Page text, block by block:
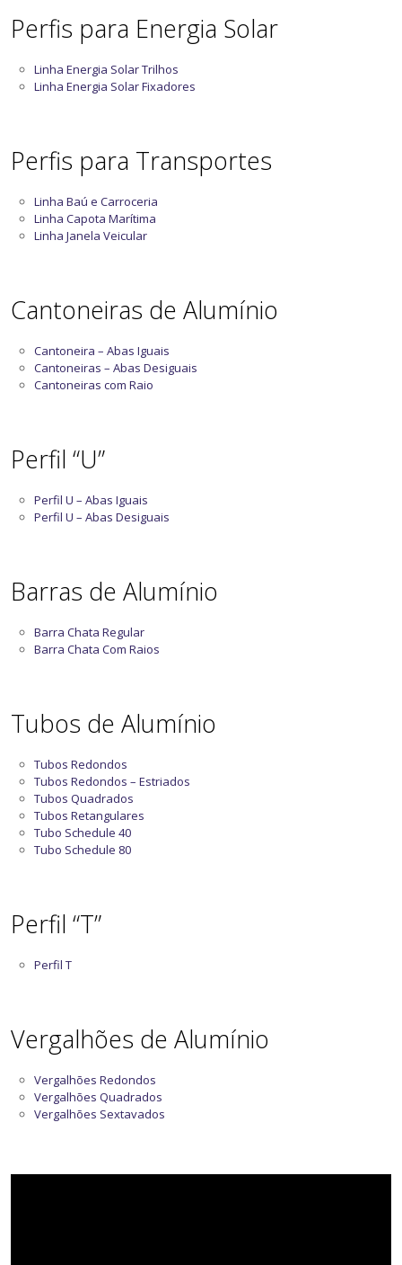
Perfis para Energia Solar
Linha Energia Solar Trilhos
Linha Energia Solar Fixadores
Perfis para Transportes
Linha Baú e Carroceria
Linha Capota Marítima
Linha Janela Veicular
Cantoneiras de Alumínio
Cantoneira – Abas Iguais
Cantoneiras – Abas Desiguais
Cantoneiras com Raio
Perfil “U”
Perfil U – Abas Iguais
Perfil U – Abas Desiguais
Barras de Alumínio
Barra Chata Regular
Barra Chata Com Raios
Tubos de Alumínio
Tubos Redondos
Tubos Redondos – Estriados
Tubos Quadrados
Tubos Retangulares
Tubo Schedule 40
Tubo Schedule 80
Perfil “T”
Perfil T
Vergalhões de Alumínio
Vergalhões Redondos
Vergalhões Quadrados
Vergalhões Sextavados